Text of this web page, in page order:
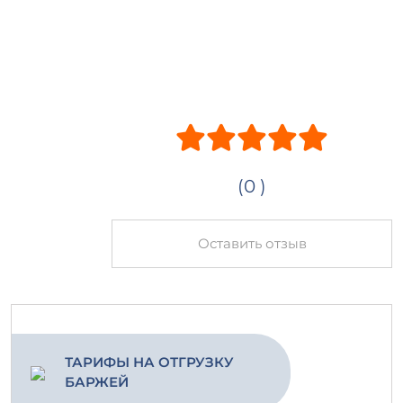
(0 )
Оставить отзыв
ТАРИФЫ НА ОТГРУЗКУ
БАРЖЕЙ